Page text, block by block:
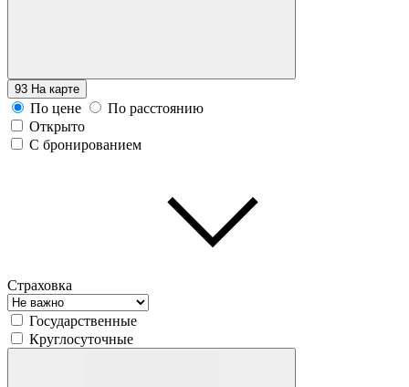
93 На карте
По цене
По расстоянию
Открыто
С бронированием
Страховка
Государственные
Круглосуточные